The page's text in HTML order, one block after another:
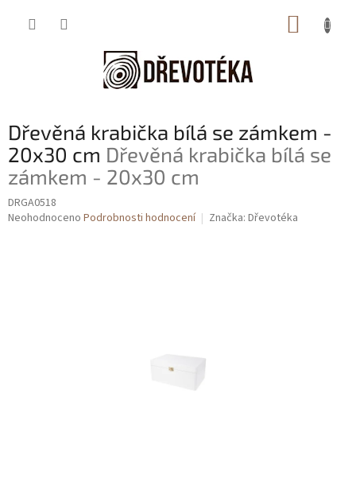
Dřevěná krabička bílá se zámkem -
20x30 cm Dřevěná krabička bílá se
zámkem - 20x30 cm
DRGA0518
Průměrné
Neohodnoceno Podrobnosti hodnocení Značka: Dřevotéka